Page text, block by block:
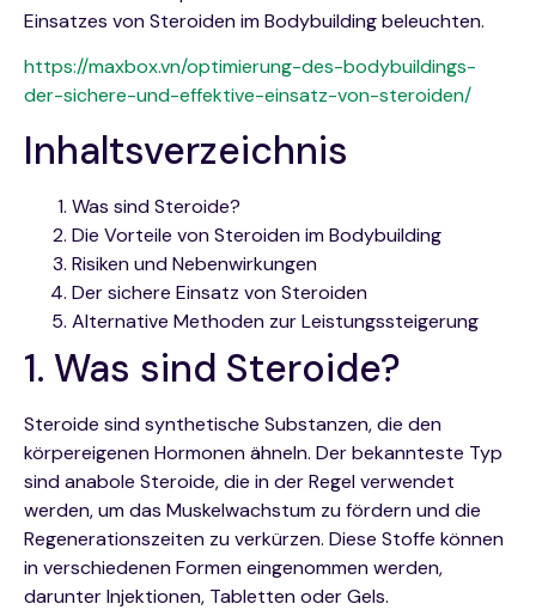
Einsatzes von Steroiden im Bodybuilding beleuchten.
https://maxbox.vn/optimierung-des-bodybuildings-
der-sichere-und-effektive-einsatz-von-steroiden/
Inhaltsverzeichnis
Was sind Steroide?
Die Vorteile von Steroiden im Bodybuilding
Risiken und Nebenwirkungen
Der sichere Einsatz von Steroiden
Alternative Methoden zur Leistungssteigerung
1. Was sind Steroide?
Steroide sind synthetische Substanzen, die den
körpereigenen Hormonen ähneln. Der bekannteste Typ
sind anabole Steroide, die in der Regel verwendet
werden, um das Muskelwachstum zu fördern und die
Regenerationszeiten zu verkürzen. Diese Stoffe können
in verschiedenen Formen eingenommen werden,
darunter Injektionen, Tabletten oder Gels.